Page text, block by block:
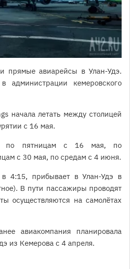
прямые авиарейсы в Улан-Удэ.
администрации кемеровского
начала летать между столицей
с 16 мая.
по пятницам с 16 мая, по
с 30 мая, по средам с 4 июня.
в 4:15, прибывает в Улан-Удэ в
В пути пассажиры проводят
осуществляются на самолётах
авиакомпания планировала
из Кемерова с 4 апреля.